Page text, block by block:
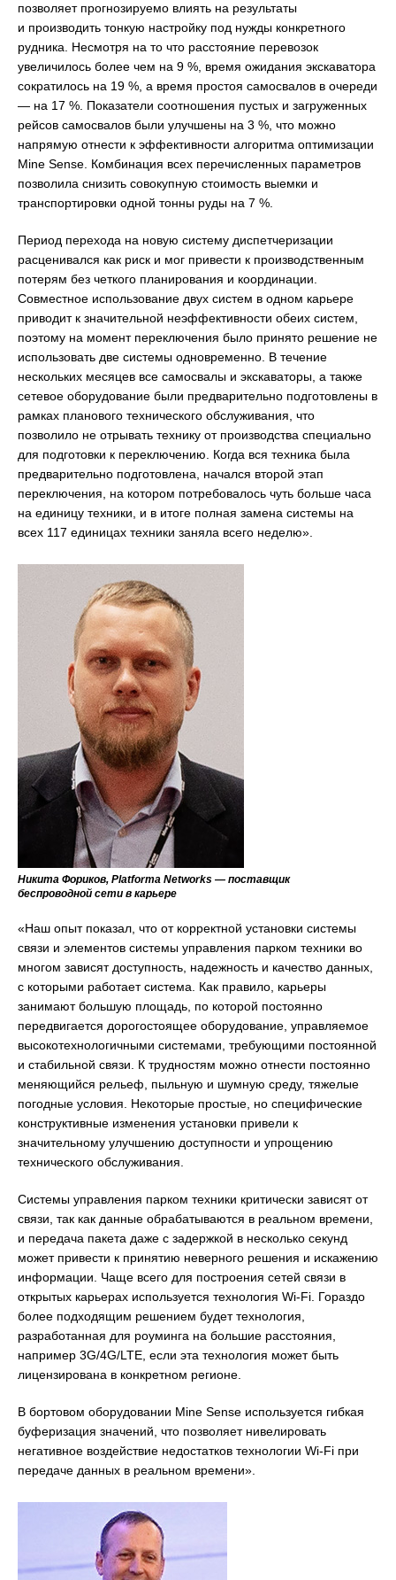
позволяет прогнозируемо влиять на результаты
и производить тонкую настройку под нужды конкретного
рудника. Несмотря на то что расстояние перевозок
увеличилось более чем на 9 %, время ожидания экскаватора
сократилось на 19 %, а время простоя самосвалов в очереди
— на 17 %. Показатели соотношения пустых и загруженных
рейсов самосвалов были улучшены на 3 %, что можно
напрямую отнести к эффективности алгоритма оптимизации
Mine Sense. Комбинация всех перечисленных параметров
позволила снизить совокупную стоимость выемки и
транспортировки одной тонны руды на 7 %.
Период перехода на новую систему диспетчеризации
расценивался как риск и мог привести к производственным
потерям без четкого планирования и координации.
Совместное использование двух систем в одном карьере
приводит к значительной неэффективности обеих систем,
поэтому на момент переключения было принято решение не
использовать две системы одновременно. В течение
нескольких месяцев все самосвалы и экскаваторы, а также
сетевое оборудование были предварительно подготовлены в
рамках планового технического обслуживания, что
позволило не отрывать технику от производства специально
для подготовки к переключению. Когда вся техника была
предварительно подготовлена, начался второй этап
переключения, на котором потребовалось чуть больше часа
на единицу техники, и в итоге полная замена системы на
всех 117 единицах техники заняла всего неделю».
Никита Фориков, Platforma Networks — поставщик
беспроводной сети в карьере
«Наш опыт показал, что от корректной установки системы
связи и элементов системы управления парком техники во
многом зависят доступность, надежность и качество данных,
с которыми работает система. Как правило, карьеры
занимают большую площадь, по которой постоянно
передвигается дорогостоящее оборудование, управляемое
высокотехнологичными системами, требующими постоянной
и стабильной связи. К трудностям можно отнести постоянно
меняющийся рельеф, пыльную и шумную среду, тяжелые
погодные условия. Некоторые простые, но специфические
конструктивные изменения установки привели к
значительному улучшению доступности и упрощению
технического обслуживания.
Системы управления парком техники критически зависят от
связи, так как данные обрабатываются в реальном времени,
и передача пакета даже с задержкой в несколько секунд
может привести к принятию неверного решения и искажению
информации. Чаще всего для построения сетей связи в
открытых карьерах используется технология Wi-Fi. Гораздо
более подходящим решением будет технология,
разработанная для роуминга на большие расстояния,
например 3G/4G/LTE, если эта технология может быть
лицензирована в конкретном регионе.
В бортовом оборудовании Mine Sense используется гибкая
буферизация значений, что позволяет нивелировать
негативное воздействие недостатков технологии Wi-Fi при
передаче данных в реальном времени».